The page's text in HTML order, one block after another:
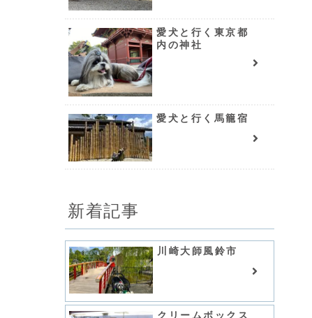
愛犬と行く東京都
内の神社
愛犬と行く馬籠宿
新着記事
川崎大師風鈴市
クリームボックス